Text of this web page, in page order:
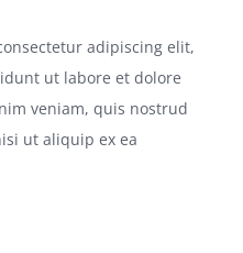
adipiscing elit,
ut labore et dolore
veniam, quis nostrud
ut aliquip ex ea